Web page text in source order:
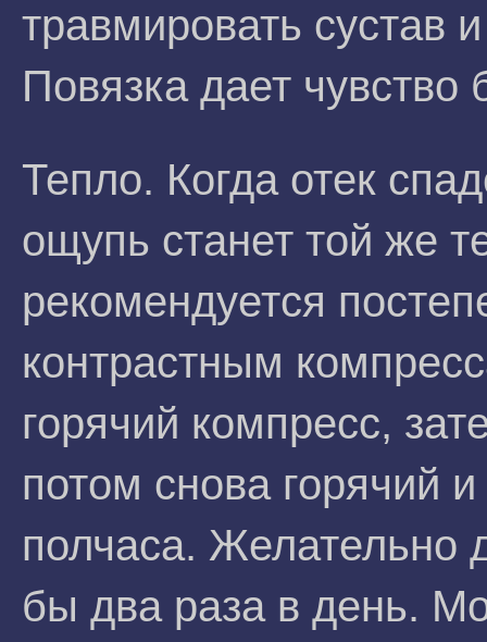
травмировать сустав
Повязка дает чувство
Тепло. Когда отек
ощупь станет той же
рекомендуется
контрастным
горячий компресс,
потом снова горячий
полчаса. Желательно
бы два раза в день.